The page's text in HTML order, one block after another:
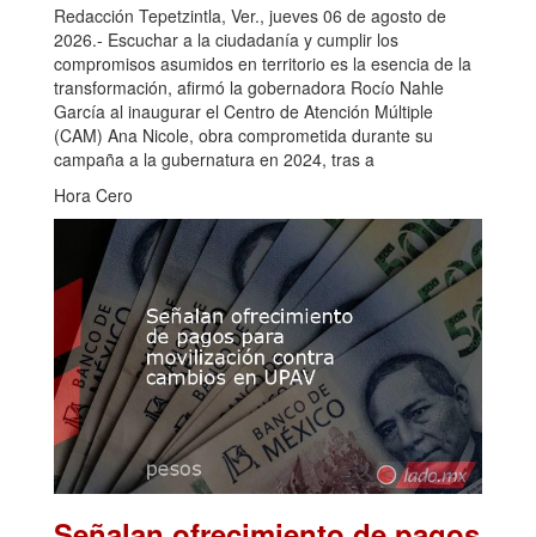
Redacción Tepetzintla, Ver., jueves 06 de agosto de
2026.- Escuchar a la ciudadanía y cumplir los
compromisos asumidos en territorio es la esencia de la
transformación, afirmó la gobernadora Rocío Nahle
García al inaugurar el Centro de Atención Múltiple
(CAM) Ana Nicole, obra comprometida durante su
campaña a la gubernatura en 2024, tras a
Hora Cero